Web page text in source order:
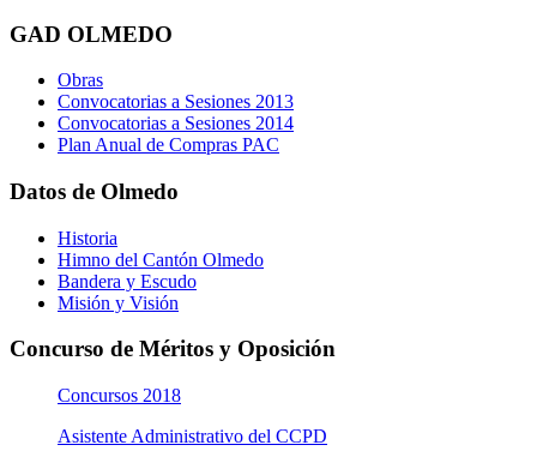
GAD OLMEDO
Obras
Convocatorias a Sesiones 2013
Convocatorias a Sesiones 2014
Plan Anual de Compras PAC
Datos de Olmedo
Historia
Himno del Cantón Olmedo
Bandera y Escudo
Misión y Visión
Concurso de Méritos y Oposición
Concursos 2018
Asistente Administrativo del CCPD